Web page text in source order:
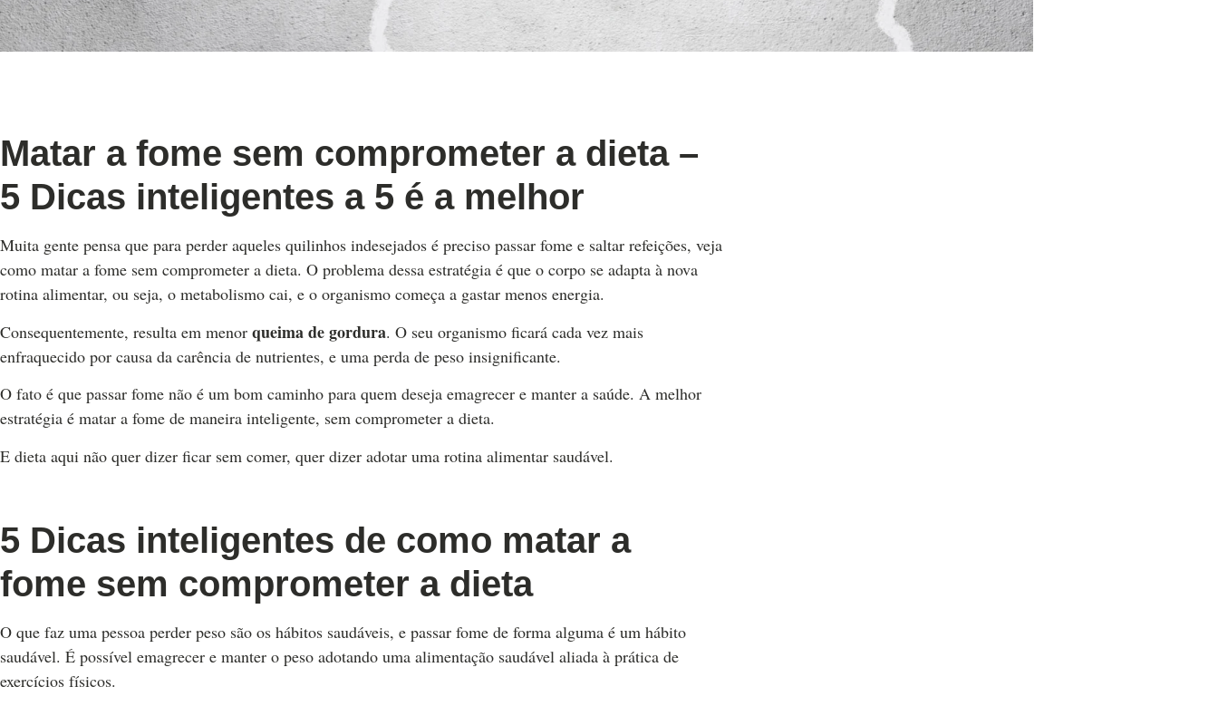
Matar a fome sem comprometer a dieta –
5 Dicas inteligentes a 5 é a melhor
Muita gente pensa que para perder aqueles quilinhos indesejados é preciso passar fome e saltar refeições, veja
como matar a fome sem comprometer a dieta. O problema dessa estratégia é que o corpo se adapta à nova
rotina alimentar, ou seja, o metabolismo cai, e o organismo começa a gastar menos energia.
Consequentemente, resulta em menor queima de gordura. O seu organismo ficará cada vez mais
enfraquecido por causa da carência de nutrientes, e uma perda de peso insignificante.
O fato é que passar fome não é um bom caminho para quem deseja emagrecer e manter a saúde. A melhor
estratégia é matar a fome de maneira inteligente, sem comprometer a dieta.
E dieta aqui não quer dizer ficar sem comer, quer dizer adotar uma rotina alimentar saudável.
5 Dicas inteligentes de como matar a
fome sem comprometer a dieta
O que faz uma pessoa perder peso são os hábitos saudáveis, e passar fome de forma alguma é um hábito
saudável. É possível emagrecer e manter o peso adotando uma alimentação saudável aliada à prática de
exercícios físicos.